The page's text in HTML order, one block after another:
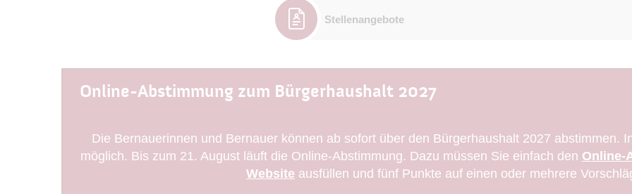
Stellenangebote
Online-Abstimmung zum Bürgerhaushalt 2027
Die Bernauerinnen und Bernauer können ab sofort über den Bürgerhaushalt 2027 abstimmen.
möglich. Bis zum 21. August läuft die Online-Abstimmung. Dazu müssen Sie einfach den Online-
Website ausfüllen und fünf Punkte auf einen oder mehrere